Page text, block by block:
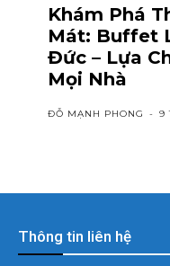
Khám Phá
Mát: Buffet
Đức – Lựa
Mọi Nhà
ĐỖ MẠNH PHONG - 9
Thông tin liên hệ